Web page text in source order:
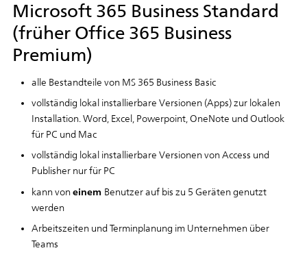
Microsoft 365 Business Standard
(früher Office 365 Business
Premium)
alle Bestandteile von MS 365 Business Basic
vollständig lokal installierbare Versionen (Apps) zur lokalen
Installation. Word, Excel, Powerpoint, OneNote und Outlook
für PC und Mac
vollständig lokal installierbare Versionen von Access und
Publisher nur für PC
kann voneinem Benutzer auf bis zu 5 Geräten genutzt
werden
Arbeitszeiten und Terminplanung im Unternehmen über
Teams